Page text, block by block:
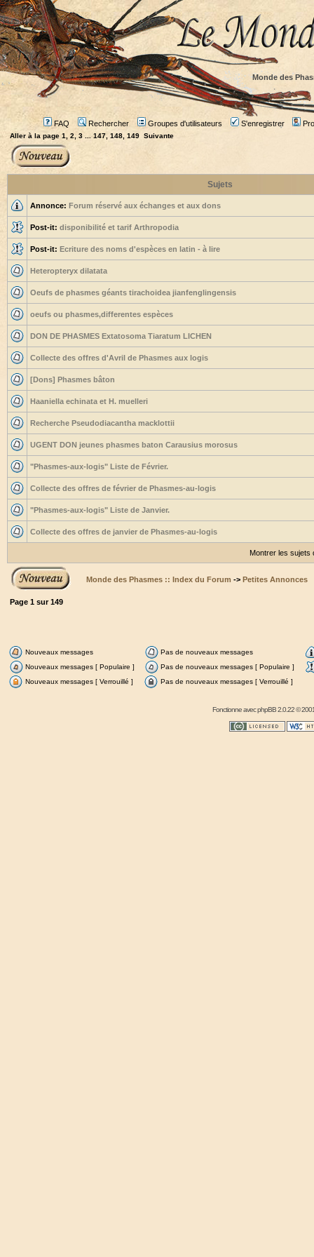
Monde des
FAQ Rechercher Groupes d'utilisateurs S'enregistrer
Aller à la page 1 2 3 ...147 148 149 Suivante
Sujets
Annonce: Forum réservé aux échanges et aux dons
Post-it: disponibilité et tarif Arthropodia
Post-it: Ecriture des noms d'espèces en latin - à lire
Heteropteryx dilatata
Oeufs de phasmes géants tirachoidea jianfenglingensis
oeufs ou phasmes,differentes espèces
DON DE PHASMES Extatosoma Tiaratum LICHEN
Collecte des offres d'Avril de Phasmes aux logis
[Dons] Phasmes bâton
Haaniella echinata et H. muelleri
Recherche Pseudodiacantha macklottii
UGENT DON jeunes phasmes baton Carausius morosus
"Phasmes-aux-logis" Liste de Février.
Collecte des offres de février de Phasmes-au-logis
"Phasmes-aux-logis" Liste de Janvier.
Collecte des offres de janvier de Phasmes-au-logis
Montrer les sujets
Monde des Phasmes :: Index du Forum -> Petites Annonces
Page 1 sur149
Nouveaux messages
Pas de nouveaux messages
Nouveaux messages [ Populaire ]
Pas de nouveaux messages [ Populaire ]
Nouveaux messages [ Verrouillé ]
Pas de nouveaux messages [ Verrouillé ]
Fonctionne avecphpBB2.0.22 ©